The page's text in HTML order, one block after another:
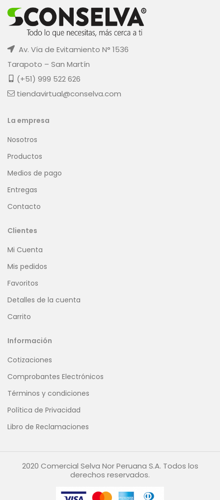
Av. Vía de Evitamiento N° 1536
Tarapoto – San Martín
(+51) 999 522 626
tiendavirtual@conselva.com
La empresa
Nosotros
Productos
Medios de pago
Entregas
Contacto
Clientes
Mi Cuenta
Mis pedidos
Favoritos
Detalles de la cuenta
Carrito
Información
Cotizaciones
Comprobantes Electrónicos
Términos y condiciones
Política de Privacidad
Libro de Reclamaciones
2020 Comercial Selva Nor Peruana S.A. Todos los
derechos reservados.